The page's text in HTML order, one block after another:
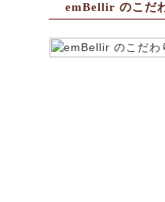
emBellir のこだ